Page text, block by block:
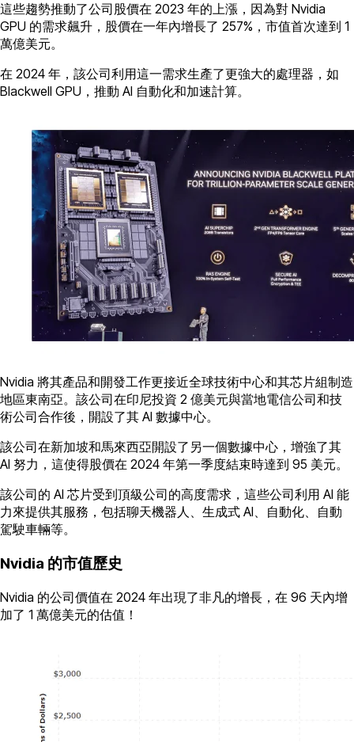
這些趨勢推動了公司股價在 2023 年的上漲，因為對 Nvidia
GPU 的需求飆升，股價在一年內增長了 257%，市值首次達到 1
萬億美元。
在 2024 年，該公司利用這一需求生產了更強大的處理器，如
Blackwell GPU，推動 AI 自動化和加速計算。
Nvidia 將其產品和開發工作更接近全球技術中心和其芯片組制造
地區東南亞。該公司在印尼投資 2 億美元與當地電信公司和技
術公司合作後，開設了其 AI 數據中心。
該公司在新加坡和馬來西亞開設了另一個數據中心，增強了其
AI 努力，這使得股價在 2024 年第一季度結束時達到 95 美元。
該公司的 AI 芯片受到頂級公司的高度需求，這些公司利用 AI 能
力來提供其服務，包括聊天機器人、生成式 AI、自動化、自動
駕駛車輛等。
Nvidia 的市值歷史
Nvidia 的公司價值在 2024 年出現了非凡的增長，在 96 天內增
加了 1 萬億美元的估值！